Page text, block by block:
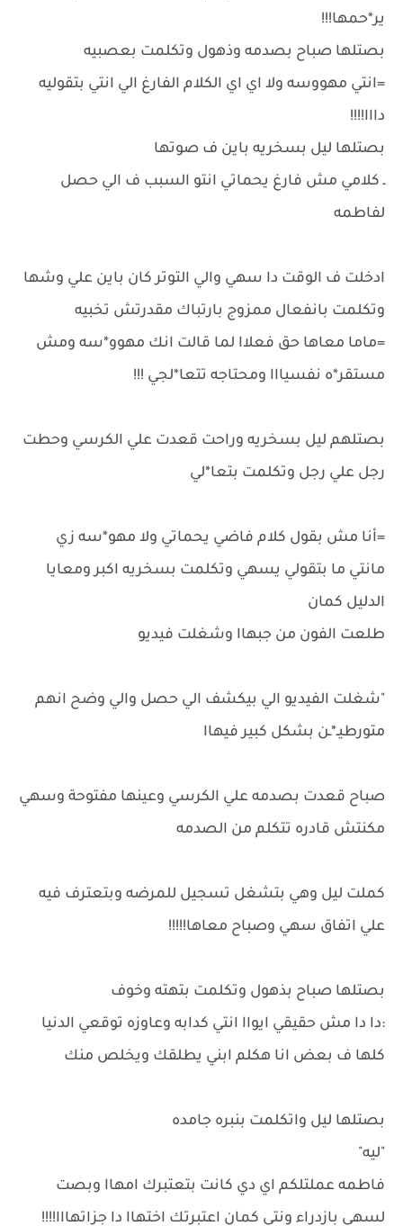
ير*حمها!!!
بصتلها صباح بصدمه وذهول وتكلمت بعصبيه
=انتي مهووسه ولا اي اي الكلام الفارغ الي انتي بتقوليه
دااا!!!!
بصتلها ليل بسخريه باين ف صوتها
ـ كلامي مش فارغ يحماتي انتو السبب ف الي حصل
لفاطمه
ادخلت ف الوقت دا سهي والي التوتر كان باين علي وشها
وتكلمت بانفعال ممزوج بارتباك مقدرتش تخبيه
=ماما معاها حق فعلاا لما قالت انك مهوو*سه ومش
مستقر*ه نفسيااا ومحتاجه تتعا*لجي !!!
بصتلهم ليل بسخريه وراحت قعدت علي الكرسي وحطت
رجل علي رجل وتكلمت بتعا*لي
=أنا مش بقول كلام فاضي يحماتي ولا مهو*سه زي
مانتي ما بتقولي يسهي وتكلمت بسخريه اكبر ومعايا
الدليل كمان
طلعت الفون من جبهاا وشغلت فيديو
"شغلت الفيديو الي بيكشف الي حصل والي وضح انهم
متورطيـ*ـن بشكل كبير فيهاا
صباح قعدت بصدمه علي الكرسي وعينها مفتوحة وسهي
مكنتش قادره تتكلم من الصدمه
كملت ليل وهي بتشغل تسجيل للمرضه وبتعترف فيه
علي اتفاق سهي وصباح معاها!!!!!
بصتلها صباح بذهول وتكلمت بتهته وخوف
:دا دا مش حقيقي ايواا انتي كدابه وعاوزه توقعي الدنيا
كلها ف بعض انا هكلم ابني يطلقك ويخلص منك
بصتلها ليل واتكلمت بنبره جامده
"ليه"
فاطمه عملتلكم اي دي كانت بتعتبرك امهاا وبصت
لسهي بازدراء ونتي كمان اعتبرتك اختهاا دا جزاتهااا!!!!